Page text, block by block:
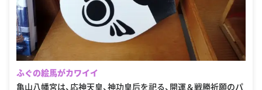
ふぐの絵馬がカワイイ
亀山八幡宮は、応神天皇、神功皇后を祀る、開運＆戦勝祈願のパ